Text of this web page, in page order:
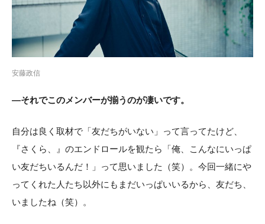
安藤政信
―それでこのメンバーが揃うのが凄いです。
自分は良く取材で「友だちがいない」って言ってたけど、
『さくら、』のエンドロールを観たら「俺、こんなにいっぱ
い友だちいるんだ！」って思いました（笑）。今回一緒にや
ってくれた人たち以外にもまだいっぱいいるから、友だち、
いましたね（笑）。